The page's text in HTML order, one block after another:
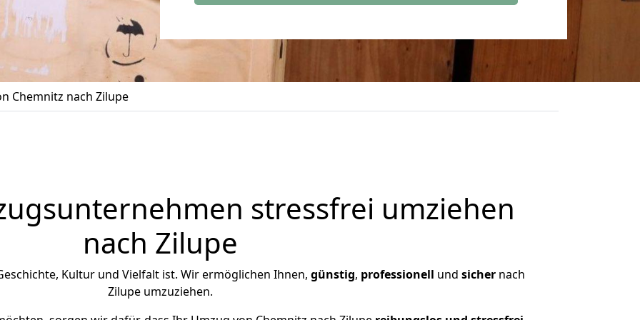
Chemnitz nach Zilupe
stressfrei umziehen
nach Zilupe
Kultur und Vielfalt ist. Wir ermöglichen Ihnen, günstig, professionell und sicher nach
Zilupe umzuziehen.